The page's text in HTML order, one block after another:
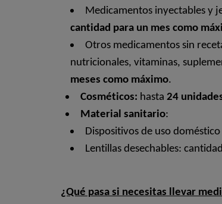
Medicamentos inyectables y
cantidad para un mes como
Otros medicamentos sin
nutricionales, vitaminas,
meses como máximo.
Cosméticos: hasta 24
Material sanitario:
Dispositivos de uso
Lentillas desechables:
¿Qué pasa si necesitas llevar